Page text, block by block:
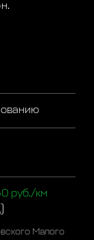
руб./км
Малого